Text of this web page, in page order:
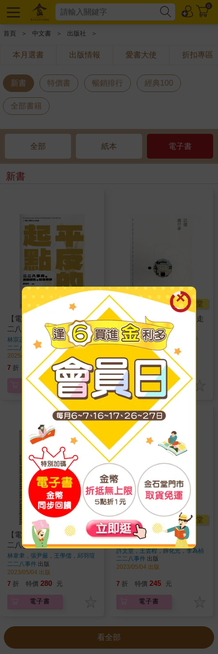
0
首頁 ＞ 中文書 ＞ 出版社 ＞
本月選書 出版情報 愛書大使 折扣專區
新書 特價書 暢銷排行 經典100
全部書籍
全部 紙本 電子書
新書
金石堂
【電子書】平反的起點：二
二八事件的民間研究與紀念
敘事
林宗正，黃英哲，鄭梓著
二二八事件出版
2025/03/27 出版
7 折 特價 280 元
電子書
金石堂
【電子書】記憶鏡行事：走
讀二二八事件遺址
李文成，吳易珊，何昱泓，林于
玄，林京右，邱映寰，張哲翰，陳
冠宏，許蕙玟，曾元濃，雷鎧亦，
蔡伊盈，謝宜安著
二二八事件出版
2025/03/27 出版
7 折 特價 280 元
電子書
金石堂
【電子書】奔赴的青春：二
二八校園記事
林韋聿，張尹嚴，王學儒，邱羽瑄
著
二二八事件 出版
2023/05/04 出版
7 折 特價 280 元
電子書
金石堂
【電子書】戰爭與財政
許文堂，王雲程，薛化元，李為楨
著
二二八事件 出版
2023/05/04 出版
7 折 特價 245 元
電子書
看全部